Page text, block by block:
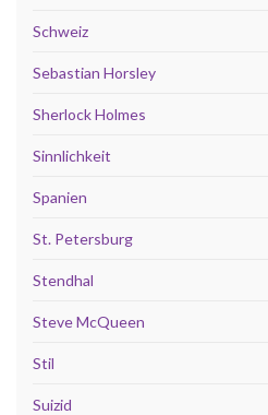
Schweiz
Sebastian Horsley
Sherlock Holmes
Sinnlichkeit
Spanien
St. Petersburg
Stendhal
Steve McQueen
Stil
Suizid